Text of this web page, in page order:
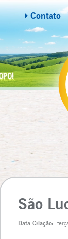
Contato
São
Data Criação: